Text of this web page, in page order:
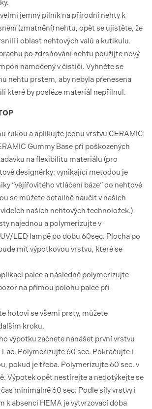
jemný pilník na přírodní nehty k
(zmatnění) nehtu, opět se ujistěte, že
i oblast nehtových valů a kutikulu.
po zdrsňování nehtu použijte nový
namočený v čističi. Vyhněte se
nehtu prstem, aby nebyla přenesena
které by posléze materiál nepřilnul.
rukou a aplikujte jednu vrstvu CERAMIC
Gummy Base při poškozených
na flexibilitu materiálu (pro
designérky: vynikající metodou je
“vějířovitého vtláčení báze“ do nehtové
se můžete detailně naučit v našich
našich nehtových technoložek.)
najednou a polymerizujte v
LED lampě po dobu 60sec. Plocha po
mít výpotkovou vrstvu, které se
palce a následně polymerizujte
na přímou polohu palce při
hotovi se všemi prsty, můžete
kroku.
výpotku začnete nanášet první vrstvu
Lac. Polymerizujte 60 sec. Pokračujte i
pokud je třeba. Polymerizujte 60 sec. v
Výpotek opět nestírejte a nedotýkejte se
minimálně 60 sec. Podle síly vrstvy i
k absenci HEMA je vytvrzovací doba